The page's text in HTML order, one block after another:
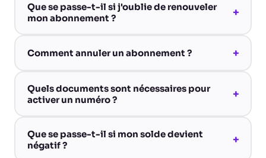
Que se passe-t-il si j'oublie de renouveler
mon abonnement ?
+
Comment annuler un abonnement ? +
Quels documents sont nécessaires pour
activer un numéro ?
+
Que se passe-t-il si mon solde devient
négatif ?
+